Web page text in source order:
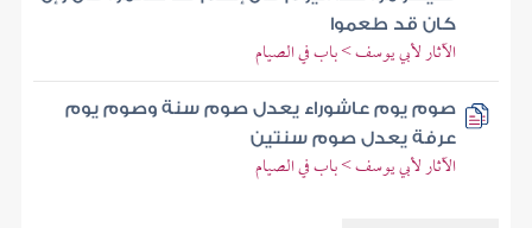
كان قد طعموا
الآثار لأبي يوسف > باب في الصيام
صوم يوم عاشوراء يعدل صوم سنة وصوم يوم
عرفة يعدل صوم سنتين
الآثار لأبي يوسف > باب في الصيام